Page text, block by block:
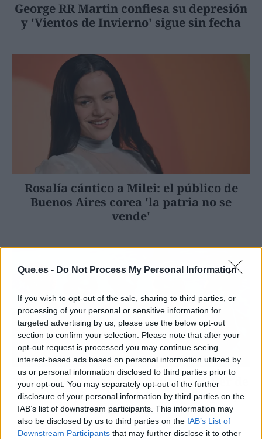
Que.es - Do Not Process My Personal Information
If you wish to opt-out of the sale, sharing to third parties, or
processing of your personal or sensitive information for
targeted advertising by us, please use the below opt-out
section to confirm your selection. Please note that after your
opt-out request is processed you may continue seeing
interest-based ads based on personal information utilized by
us or personal information disclosed to third parties prior to
your opt-out. You may separately opt-out of the further
disclosure of your personal information by third parties on the
IAB’s list of downstream participants. This information may
also be disclosed by us to third parties on the IAB’s List of
Downstream Participants that may further disclose it to other
George RR Martin confiesa su depresión
y 'Vientos de Invierno' sigue sin fecha
Rosalía cántico a Milei: el público de
Buenos Aires corea 'la patria no se
vende'
The Shards: llega a Disney+ el thriller de
Ryan Murphy y Bret Easton Ellis que ya
divide a la crítica